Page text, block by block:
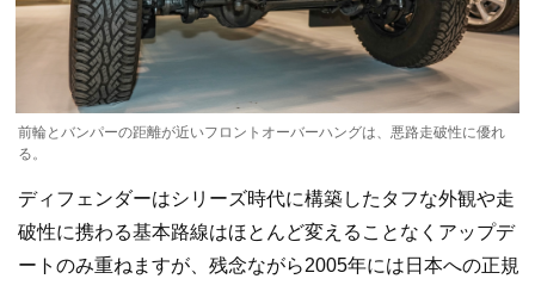
前輪とバンパーの距離が近いフロントオーバーハングは、悪路走破性に優れ
る。
ディフェンダーはシリーズ時代に構築したタフな外観や走
破性に携わる基本路線はほとんど変えることなくアップデ
ートのみ重ねますが、残念ながら2005年には日本への正規